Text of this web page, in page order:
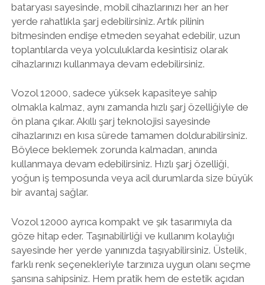
bataryası sayesinde, mobil cihazlarınızı her an her
yerde rahatlıkla şarj edebilirsiniz. Artık pilinin
bitmesinden endişe etmeden seyahat edebilir, uzun
toplantılarda veya yolculuklarda kesintisiz olarak
cihazlarınızı kullanmaya devam edebilirsiniz.
Vozol 12000, sadece yüksek kapasiteye sahip
olmakla kalmaz, aynı zamanda hızlı şarj özelliğiyle de
ön plana çıkar. Akıllı şarj teknolojisi sayesinde
cihazlarınızı en kısa sürede tamamen doldurabilirsiniz.
Böylece beklemek zorunda kalmadan, anında
kullanmaya devam edebilirsiniz. Hızlı şarj özelliği,
yoğun iş temposunda veya acil durumlarda size büyük
bir avantaj sağlar.
Vozol 12000 ayrıca kompakt ve şık tasarımıyla da
göze hitap eder. Taşınabilirliği ve kullanım kolaylığı
sayesinde her yerde yanınızda taşıyabilirsiniz. Üstelik,
farklı renk seçenekleriyle tarzınıza uygun olanı seçme
şansına sahipsiniz. Hem pratik hem de estetik açıdan